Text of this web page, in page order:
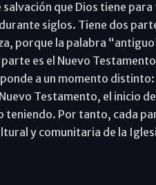
que Dios tiene
siglos. Tiene dos
porque la palabra
es el Nuevo
a un momento
Testamento, el inicio
teniendo. Por tanto, cada
y comunitaria de la